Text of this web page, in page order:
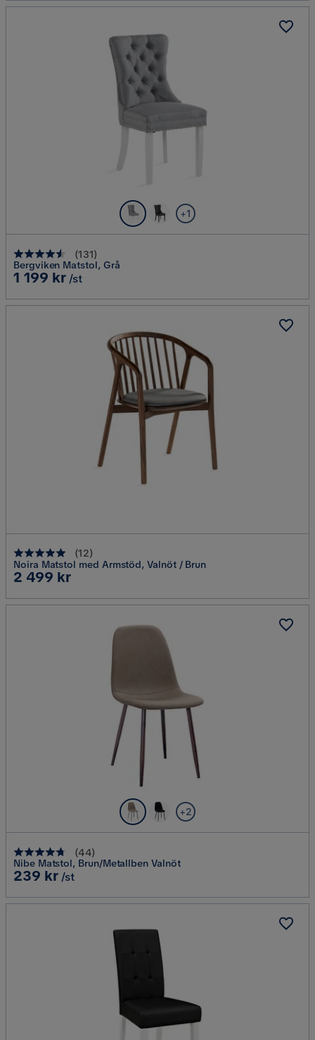
+1
(131)
Bergviken Matstol, Grå
Pris
1 199 kr /st
(12)
Noira Matstol med Armstöd, Valnöt / Brun
Pris
2 499 kr
+2
(44)
Nibe Matstol, Brun/Metallben Valnöt
Pris
239 kr /st